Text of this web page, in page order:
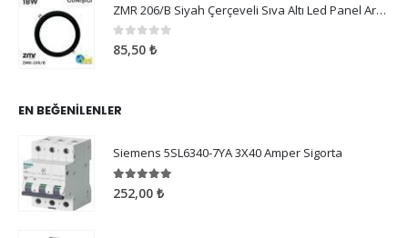
ZMR 206/B Siyah Çerçeveli Sıva Altı Led Panel Armatür 18W Günışığı
05 üzerinden
85,50 ₺
EN BEĞENILENLER
Siemens 5SL6340-7YA 3X40 Amper Sigorta
5.005 üzerinden
252,00 ₺